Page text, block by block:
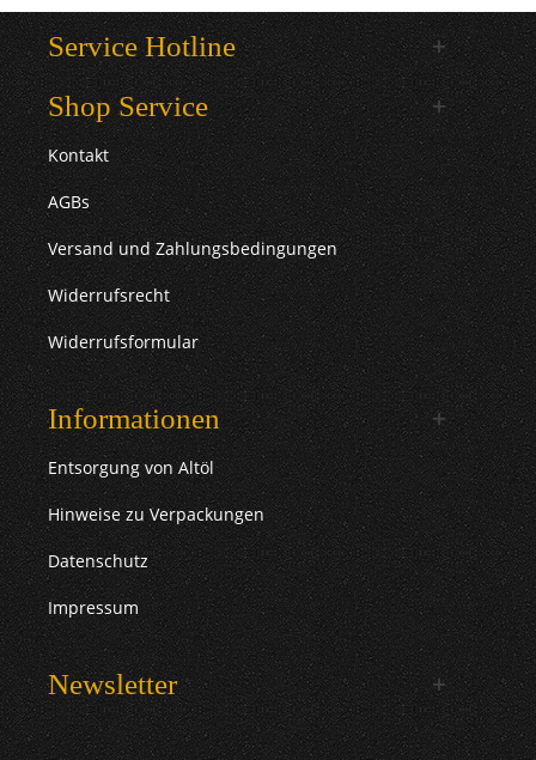
Service Hotline
Shop Service
Kontakt
AGBs
Versand und Zahlungsbedingungen
Widerrufsrecht
Widerrufsformular
Informationen
Entsorgung von Altöl
Hinweise zu Verpackungen
Datenschutz
Impressum
Newsletter